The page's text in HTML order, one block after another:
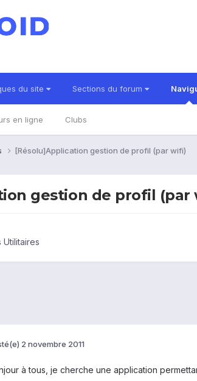
du site Sections du forum
en ligne Clubs
[Résolu]Application gestion de profil (par wifi)
gestion de profil (par
Utilitaires
2 novembre 2011
à tous, je cherche une application